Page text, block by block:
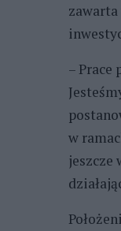
– Prace
w
jeszcze